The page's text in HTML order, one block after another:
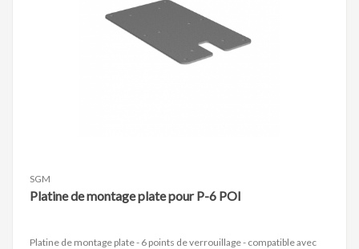
SGM
Platine de montage plate pour P-6 POI
Platine de montage plate - 6 points de verrouillage - compatible avec